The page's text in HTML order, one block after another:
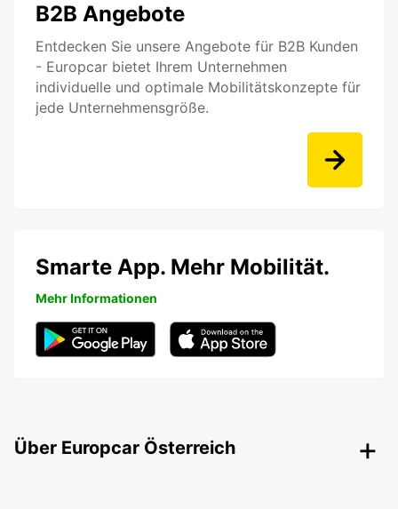
B2B Angebote
Entdecken Sie unsere Angebote für B2B Kunden
- Europcar bietet Ihrem Unternehmen
individuelle und optimale Mobilitätskonzepte für
jede Unternehmensgröße.
Smarte App. Mehr Mobilität.
Mehr Informationen
Über Europcar Österreich